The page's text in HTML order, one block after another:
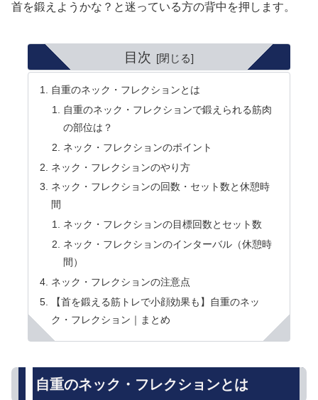
首を鍛えようかな？と迷っている方の背中を押します。
目次
自重のネック・フレクションとは
自重のネック・フレクションで鍛えられる筋肉
の部位は？
ネック・フレクションのポイント
ネック・フレクションのやり方
ネック・フレクションの回数・セット数と休憩時
間
ネック・フレクションの目標回数とセット数
ネック・フレクションのインターバル（休憩時
間）
ネック・フレクションの注意点
【首を鍛える筋トレで小顔効果も】自重のネッ
ク・フレクション｜まとめ
自重のネック・フレクションとは